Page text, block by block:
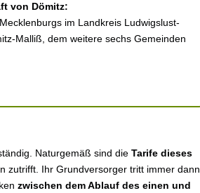
von Dömitz:
im Landkreis Ludwigslust-
Malliß, dem weitere sechs Gemeinden
Naturgemäß sind die Tarife dieses
zutrifft. Ihr Grundversorger tritt immer dann
zwischen dem Ablauf des einen und